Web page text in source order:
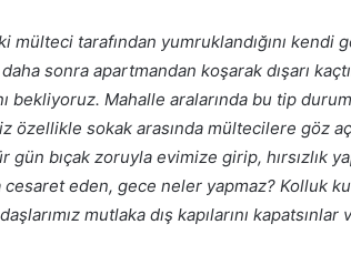
mülteci tarafından yumruklandığını kendi
sonra apartmandan koşarak dışarı
bekliyoruz. Mahalle aralarında bu tip
özellikle sokak arasında mültecilere göz
gün bıçak zoruyla evimize girip, hırsızlık
eden, gece neler yapmaz? Kolluk
mutlaka dış kapılarını kapatsınlar